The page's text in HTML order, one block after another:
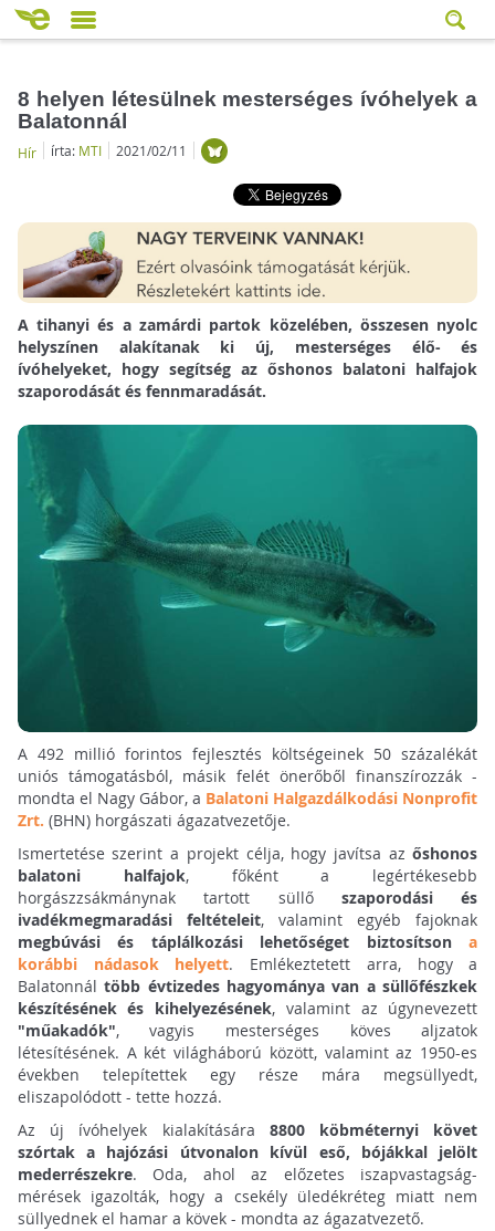
8 helyen létesülnek mesterséges ívóhelyek a
Balatonnál
Hír írta: MTI 2021/02/11
A tihanyi és a zamárdi partok közelében, összesen nyolc
helyszínen alakítanak ki új, mesterséges élő- és
ívóhelyeket, hogy segítség az őshonos balatoni halfajok
szaporodását és fennmaradását.
A 492 millió forintos fejlesztés költségeinek 50 százalékát
uniós támogatásból, másik felét önerőből finanszírozzák -
mondta el Nagy Gábor, a Balatoni Halgazdálkodási Nonprofit
Zrt. (BHN) horgászati ágazatvezetője.
Ismertetése szerint a projekt célja, hogy javítsa azőshonos
balatoni halfajok, főként a legértékesebb
horgászzsákmánynak tartott süllő szaporodási és
ivadékmegmaradási feltételeit, valamint egyéb fajoknak
megbúvási és táplálkozási lehetőséget biztosítsona
korábbi nádasok helyett. Emlékeztetett arra, hogy a
Balatonnáltöbb évtizedes hagyománya van a süllőfészkek
készítésének és kihelyezésének, valamint az úgynevezett
"műakadók", vagyis mesterséges köves aljzatok
létesítésének. A két világháború között, valamint az 1950-es
években telepítettek egy része mára megsüllyedt,
eliszapolódott - tette hozzá.
Az új ívóhelyek kialakítására 8800 köbméternyi követ
szórtak a hajózási útvonalon kívül eső, bójákkal jelölt
mederrészekre. Oda, ahol az előzetes iszapvastagság-
mérések igazolták, hogy a csekély üledékréteg miatt nem
süllyednek el hamar a kövek - mondta az ágazatvezető.